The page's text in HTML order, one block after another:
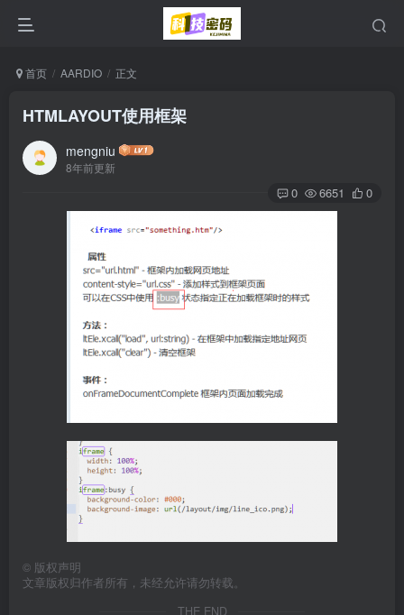
首页 AARDIO 正文
HTMLAYOUT使用框架
mengniu
8年前更新
0 6651 0
© 版权声明
文章版权归作者所有，未经允许请勿转载。
THE END